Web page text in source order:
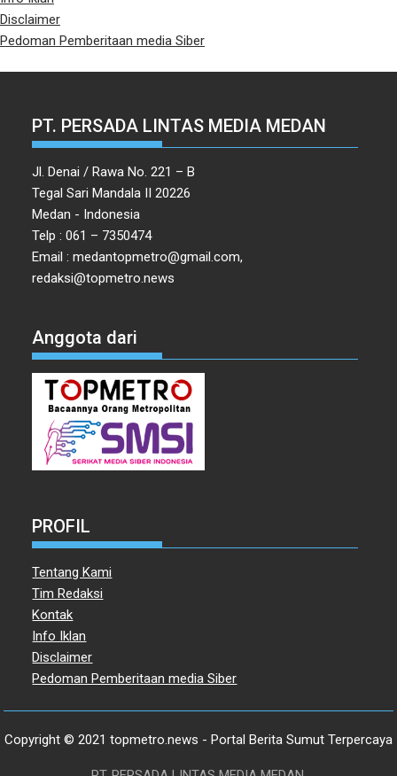
Disclaimer
Pedoman Pemberitaan media Siber
PT. PERSADA LINTAS MEDIA MEDAN
Jl. Denai / Rawa No. 221 – B
Tegal Sari Mandala II 20226
Medan - Indonesia
Telp : 061 – 7350474
Email : medantopmetro@gmail.com,
redaksi@topmetro.news
Anggota dari
PROFIL
Tentang Kami
Tim Redaksi
Kontak
Info Iklan
Disclaimer
Pedoman Pemberitaan media Siber
Copyright © 2021 topmetro.news - Portal Berita Sumut Terpercaya